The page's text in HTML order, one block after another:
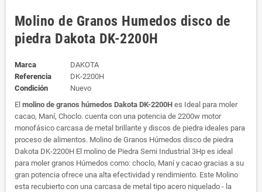
Molino de Granos Humedos disco de
piedra Dakota DK-2200H
Marca
DAKOTA
Referencia
DK-2200H
Condición
Nuevo
El molino de granos húmedos Dakota DK-2200H es Ideal para moler
cacao, Maní, Choclo. cuenta con una potencia de 2200w motor
monofásico carcasa de metal brillante y discos de piedra ideales para
proceso de alimentos. Molino de Granos Húmedos disco de piedra
Dakota DK-2200H El molino de Piedra Semi Industrial 3Hp es ideal
para moler granos Húmedos como: choclo, Maní y cacao gracias a su
gran potencia ofrece una alta efectividad y rendimiento. Este Molino
esta recubierto con una carcasa de metal tipo acero niquelado - la